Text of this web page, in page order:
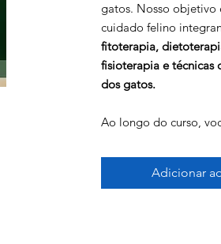
gatos. Nosso objetivo
cuidado felino
fitoterapia,
fisioterapia e técnicas
dos gatos.
Ao longo do curso,
modalidade e como
maneira sinérgica,
Adicionar